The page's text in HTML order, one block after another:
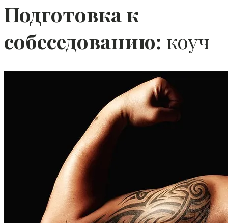
Подготовка к
собеседованию: коуч